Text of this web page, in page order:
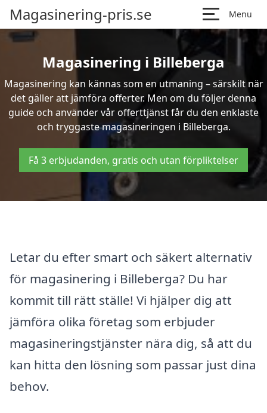
Magasinering-pris.se Menu
Magasinering i Billeberga
Magasinering kan kännas som en utmaning – särskilt när
det gäller att jämföra offerter. Men om du följer denna
guide och använder vår offerttjänst får du den enklaste
och tryggaste magasineringen i Billeberga.
Få 3 erbjudanden, gratis och utan förpliktelser
Letar du efter smart och säkert alternativ
för magasinering i Billeberga? Du har
kommit till rätt ställe! Vi hjälper dig att
jämföra olika företag som erbjuder
magasineringstjänster nära dig, så att du
kan hitta den lösning som passar just dina
behov.